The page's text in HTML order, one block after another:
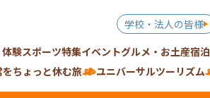
学校・法人の皆様
験スポーツ特集イベントグルメ・お土産宿泊
をちょっと休む旅
ユニバーサルツーリズム